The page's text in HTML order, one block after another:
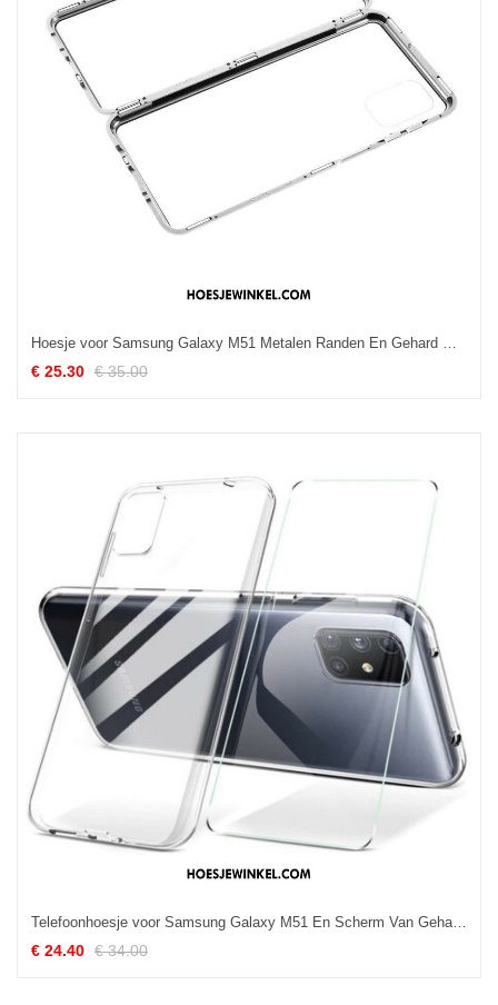
Hoesje voor Samsung Galaxy M51 Metalen Randen En Gehard Glas
€ 25.30 € 35.00
Telefoonhoesje voor Samsung Galaxy M51 En Scherm Van Gehard Glas
€ 24.40 € 34.00